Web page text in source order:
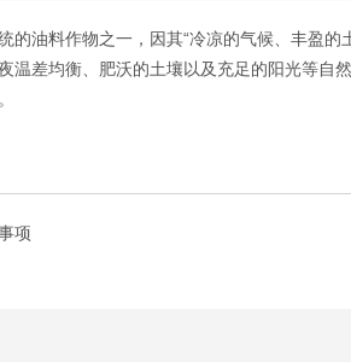
油料作物之一，因其“冷凉的气候、丰盈的
温差均衡、肥沃的土壤以及充足的阳光等
项